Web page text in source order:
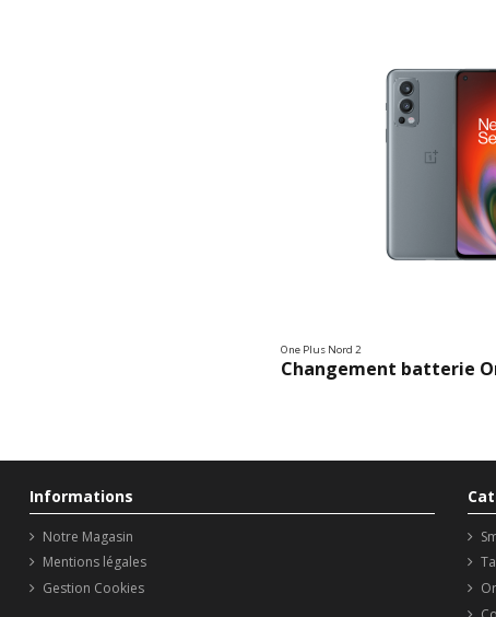
One Plus Nord 2
Changement batterie
Informations
Notre Magasin
Mentions légales
Gestion Cookies